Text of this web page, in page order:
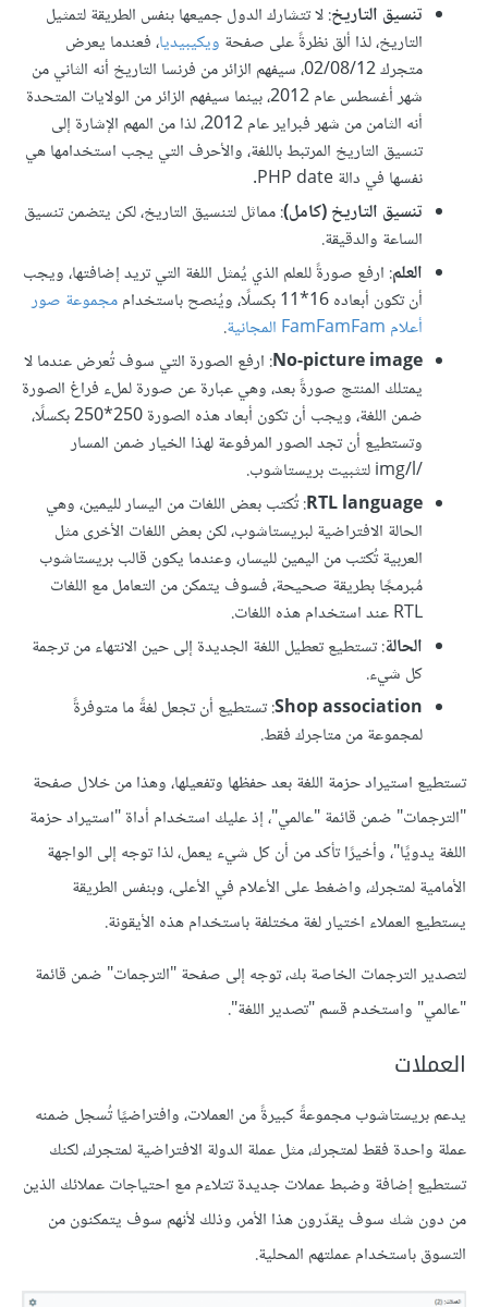
تنسيق التاريخ: لا تتشارك الدول جميعها بنفس الطريقة لتمثيل
التاريخ، لذا ألق نظرةً على صفحة ويكيبيديا، فعندما يعرض
متجرك 02/08/12، سيفهم الزائر من فرنسا التاريخ أنه الثاني من
شهر أغسطس عام 2012، بينما سيفهم الزائر من الولايات المتحدة
أنه الثامن من شهر فبراير عام 2012، لذا من المهم الإشارة إلى
تنسيق التاريخ المرتبط باللغة، والأحرف التي يجب استخدامها هي
نفسها في دالة PHP date.
تنسيق التاريخ (كامل): مماثل لتنسيق التاريخ، لكن يتضمن تنسيق
الساعة والدقيقة.
العلم: ارفع صورةً للعلم الذي يُمثل اللغة التي تريد إضافتها، ويجب
أن تكون أبعاده 16*11 بكسلًا، ويُنصح باستخدام
مجموعة صور
أعلام FamFamFam المجانية
.
No-picture image: ارفع الصورة التي سوف تُعرض عندما لا
يمتلك المنتج صورةً بعد، وهي عبارة عن صورة لملء فراغ الصورة
ضمن اللغة، ويجب أن تكون أبعاد هذه الصورة 250*250 بكسلًا،
وتستطيع أن تجد الصور المرفوعة لهذا الخيار ضمن المسار
/img/l لتثبيت بريستاشوب.
RTL language: تُكتب بعض اللغات من اليسار لليمين، وهي
الحالة الافتراضية لبريستاشوب، لكن بعض اللغات الأخرى مثل
العربية تُكتب من اليمين لليسار، وعندما يكون قالب بريستاشوب
مُبرمجًا بطريقة صحيحة، فسوف يتمكن من التعامل مع اللغات
RTL عند استخدام هذه اللغات.
الحالة: تستطيع تعطيل اللغة الجديدة إلى حين الانتهاء من ترجمة
كل شيء.
Shop association: تستطيع أن تجعل لغةً ما متوفرةً
لمجموعة من متاجرك فقط.
تستطيع استيراد حزمة اللغة بعد حفظها وتفعيلها، وهذا من خلال صفحة
"الترجمات" ضمن قائمة "عالمي"، إذ عليك استخدام أداة "استيراد حزمة
اللغة يدويًا"، وأخيرًا تأكد من أن كل شيء يعمل، لذا توجه إلى الواجهة
الأمامية لمتجرك، واضغط على الأعلام في الأعلى، وبنفس الطريقة
يستطيع العملاء اختيار لغة مختلفة باستخدام هذه الأيقونة.
لتصدير الترجمات الخاصة بك، توجه إلى صفحة "الترجمات" ضمن قائمة
"عالمي" واستخدم قسم "تصدير اللغة".
العملات
يدعم بريستاشوب مجموعةً كبيرةً من العملات، وافتراضيًا تُسجل ضمنه
عملة واحدة فقط لمتجرك، مثل عملة الدولة الافتراضية لمتجرك، لكنك
تستطيع إضافة وضبط عملات جديدة تتلاءم مع احتياجات عملائك الذين
من دون شك سوف يقدّرون هذا الأمر، وذلك لأنهم سوف يتمكنون من
التسوق باستخدام عملتهم المحلية.